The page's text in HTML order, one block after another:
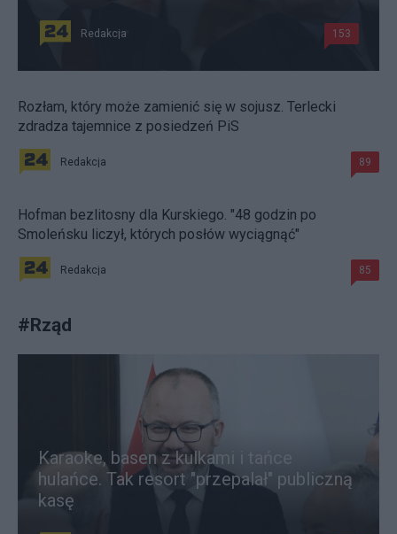
Redakcja 153
Rozłam, który może zamienić się w sojusz. Terlecki
zdradza tajemnice z posiedzeń PiS
Redakcja 89
Hofman bezlitosny dla Kurskiego. "48 godzin po
Smoleńsku liczył, których posłów wyciągnąć"
Redakcja 85
#Rząd
Karaoke, basen z kulkami i tańce
hulańce. Tak resort "przepalał" publiczną
kasę